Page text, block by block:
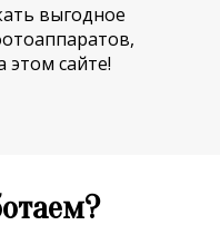
выгодное
сайте!